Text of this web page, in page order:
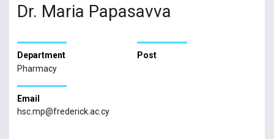
Dr. Maria Papasavva
Department
Pharmacy
Post
Email
hsc.mp@frederick.ac.cy